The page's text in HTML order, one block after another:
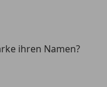
ihren Namen?